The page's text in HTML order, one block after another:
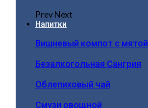
PrevNext
Напитки
Вишневый компот с
Безалкогольная Сангрия
Облепиховый чай
Смузи овощной